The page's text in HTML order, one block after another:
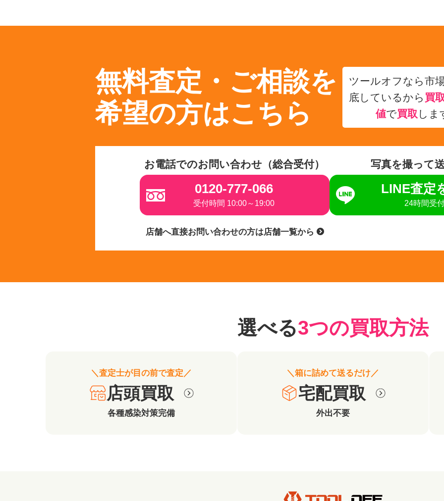
無料査定・ご相談を
希望の方はこちら
ツールオフなら市
底しているから 買
値で買取 しま
お電話でのお問い合わせ（総合受付）
0120-777-066
受付時間 10:00～19:00
写真を撮って
LINE査定
24時間受
店舗へ直接お問い合わせの方は店舗一覧から
選べる3つの買取方法
＼査定士が目の前で査定／
店頭買取
各種感染対策完備
＼箱に詰めて送るだけ／
宅配買取
外出不要